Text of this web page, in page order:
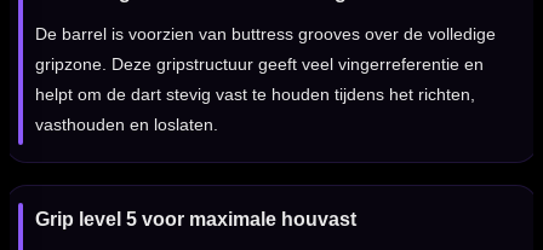
De barrel is voorzien van buttress grooves over de volledige
gripzone. Deze gripstructuur geeft veel vingerreferentie en
helpt om de dart stevig vast te houden tijdens het richten,
vasthouden en loslaten.
Grip level 5 voor maximale houvast